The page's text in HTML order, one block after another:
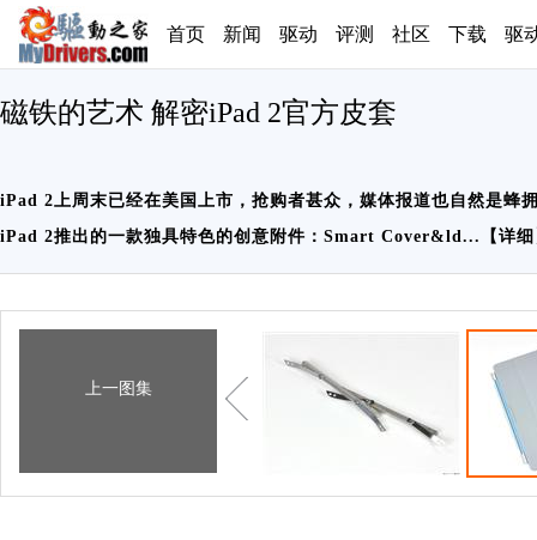
首页 新闻 驱动 评测 社区 下载 驱
磁铁的艺术 解密iPad 2官方皮套
iPad 2上周末已经在美国上市，抢购者甚众，媒体报道也自然是蜂
iPad 2推出的一款独具特色的创意附件：Smart Cover&ld...【 详细
上一图集